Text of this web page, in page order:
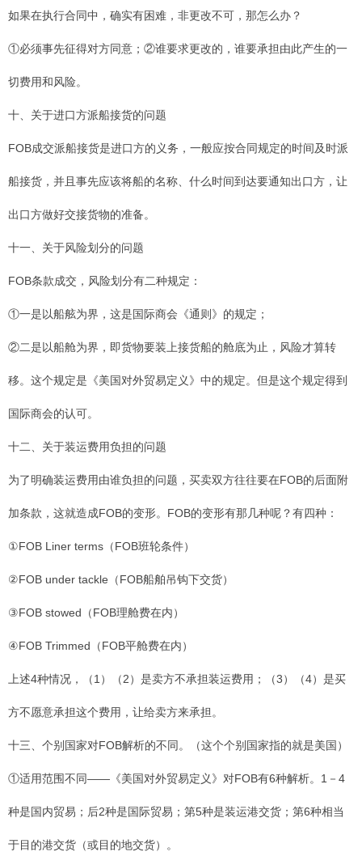
如果在执行合同中，确实有困难，非更改不可，那怎么办？
①必须事先征得对方同意；②谁要求更改的，谁要承担由此产生的一
切费用和风险。
十、关于进口方派船接货的问题
FOB成交派船接货是进口方的义务，一般应按合同规定的时间及时派
船接货，并且事先应该将船的名称、什么时间到达要通知出口方，让
出口方做好交接货物的准备。
十一、关于风险划分的问题
FOB条款成交，风险划分有二种规定：
①一是以船舷为界，这是国际商会《通则》的规定；
②二是以船舱为界，即货物要装上接货船的舱底为止，风险才算转
移。这个规定是《美国对外贸易定义》中的规定。但是这个规定得到
国际商会的认可。
十二、关于装运费用负担的问题
为了明确装运费用由谁负担的问题，买卖双方往往要在FOB的后面附
加条款，这就造成FOB的变形。FOB的变形有那几种呢？有四种：
①FOB Liner terms（FOB班轮条件）
②FOB under tackle（FOB船舶吊钩下交货）
③FOB stowed（FOB理舱费在内）
④FOB Trimmed（FOB平舱费在内）
上述4种情况，（1）（2）是卖方不承担装运费用；（3）（4）是买
方不愿意承担这个费用，让给卖方来承担。
十三、个别国家对FOB解析的不同。（这个个别国家指的就是美国）
①适用范围不同——《美国对外贸易定义》对FOB有6种解析。1－4
种是国内贸易；后2种是国际贸易；第5种是装运港交货；第6种相当
于目的港交货（或目的地交货）。